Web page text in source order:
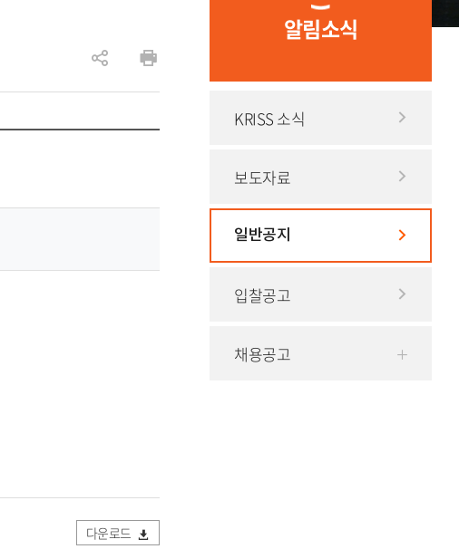
알림소식
KRISS 소식
보도자료
일반공지
입찰공고
채용공고
유
하
다운로드